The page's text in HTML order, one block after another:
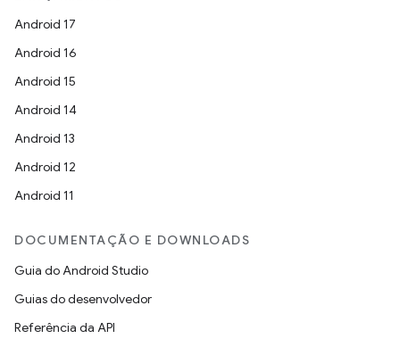
Android 17
Android 16
Android 15
Android 14
Android 13
Android 12
Android 11
DOCUMENTAÇÃO E DOWNLOADS
Guia do Android Studio
Guias do desenvolvedor
Referência da API